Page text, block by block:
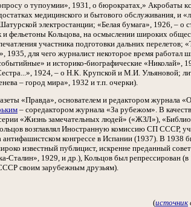
о тупоумии», 1931, о бюрократах,» Акробаты
медицинского и бытового обслуживания, и
электростанции; «Белая бумага», 1926, – о
фельетоны Кольцова, на осмыслении широких
участника подготовки дальних перелетов;
1935, для чего журналист некоторое время работал
и историко-биографические «Николай»,
1924, – о Н.К. Крупской и М.И. Ульяновой;
– город мира», 1932 и т.п. очерки).
«Правда», основателем и редактором журнала
– соредактором журнала «За рубежом». В
«Жизнь замечательных людей» («ЖЗЛ»),
возглавлял Иностранную комиссию СП СССР,
антифашистском конгрессе в Испании (1937). В 1938
известный публицист, искренне преданный
Сталин», 1929, и др.), Кольцов был репрессирован
своим зарубежным друзьям).
(источник